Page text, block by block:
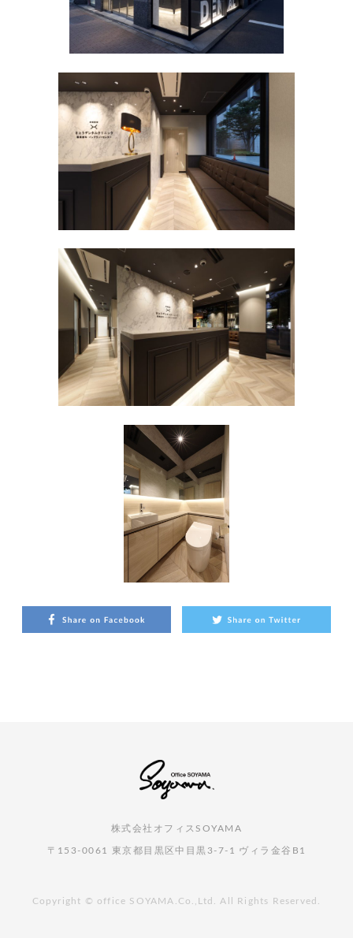
株式会社オフィスSOYAMA
〒153-0061 東京都目黒区中目黒3-7-1 ヴィラ金谷B1
Copyright © office SOYAMA.Co.,Ltd. All Rights Reserved.